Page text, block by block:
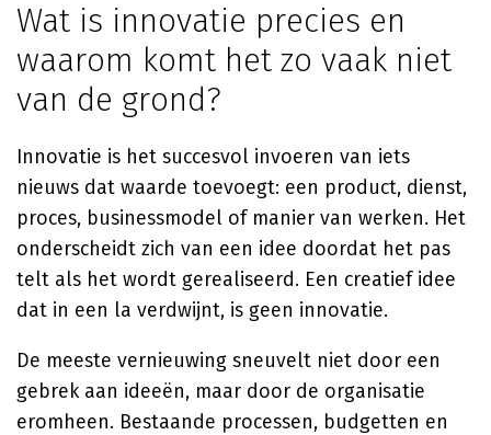
Wat is innovatie precies en
waarom komt het zo vaak niet
van de grond?
Innovatie is het succesvol invoeren van iets
nieuws dat waarde toevoegt: een product, dienst,
proces, businessmodel of manier van werken. Het
onderscheidt zich van een idee doordat het pas
telt als het wordt gerealiseerd. Een creatief idee
dat in een la verdwijnt, is geen innovatie.
De meeste vernieuwing sneuvelt niet door een
gebrek aan ideeën, maar door de organisatie
eromheen. Bestaande processen, budgetten en